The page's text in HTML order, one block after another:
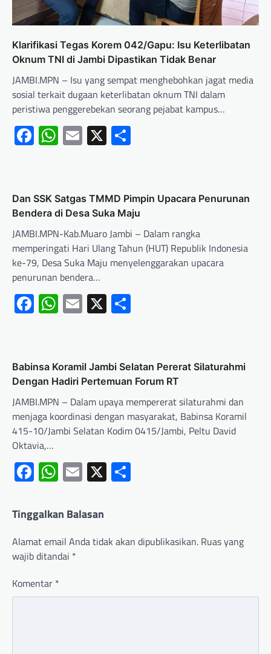
Klarifikasi Tegas Korem 042/Gapu: Isu Keterlibatan
Oknum TNI di Jambi Dipastikan Tidak Benar
JAMBI.MPN – Isu yang sempat menghebohkan jagat media
sosial terkait dugaan keterlibatan oknum TNI dalam
peristiwa penggerebekan seorang pejabat kampus…
Facebook
WhatsApp
Email
X
Dan SSK Satgas TMMD Pimpin Upacara Penurunan
Bendera di Desa Suka Maju
JAMBI.MPN-Kab.Muaro Jambi – Dalam rangka
memperingati Hari Ulang Tahun (HUT) Republik Indonesia
ke-79, Desa Suka Maju menyelenggarakan upacara
penurunan bendera…
Facebook
WhatsApp
Email
X
Babinsa Koramil Jambi Selatan Pererat Silaturahmi
Dengan Hadiri Pertemuan Forum RT
JAMBI.MPN – Dalam upaya mempererat silaturahmi dan
menjaga koordinasi dengan masyarakat, Babinsa Koramil
415-10/Jambi Selatan Kodim 0415/Jambi, Peltu David
Oktavia,…
Facebook
WhatsApp
Email
X
Tinggalkan Balasan
Alamat email Anda tidak akan dipublikasikan. Ruas yang
wajib ditandai *
Komentar *